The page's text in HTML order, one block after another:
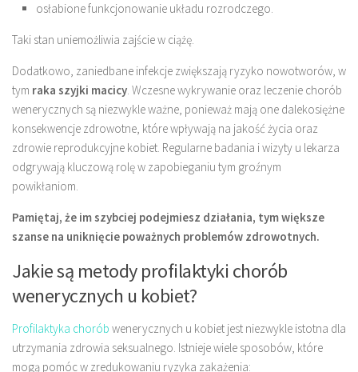
osłabione funkcjonowanie układu rozrodczego.
Taki stan uniemożliwia zajście w ciążę.
Dodatkowo, zaniedbane infekcje zwiększają ryzyko nowotworów, w
tym raka szyjki macicy. Wczesne wykrywanie oraz leczenie chorób
wenerycznych są niezwykle ważne, ponieważ mają one dalekosiężne
konsekwencje zdrowotne, które wpływają na jakość życia oraz
zdrowie reprodukcyjne kobiet. Regularne badania i wizyty u lekarza
odgrywają kluczową rolę w zapobieganiu tym groźnym
powikłaniom.
Pamiętaj, że im szybciej podejmiesz działania, tym większe
szanse na uniknięcie poważnych problemów zdrowotnych.
Jakie są metody profilaktyki chorób
wenerycznych u kobiet?
Profilaktyka chorób wenerycznych u kobiet jest niezwykle istotna dla
utrzymania zdrowia seksualnego. Istnieje wiele sposobów, które
mogą pomóc w zredukowaniu ryzyka zakażenia: